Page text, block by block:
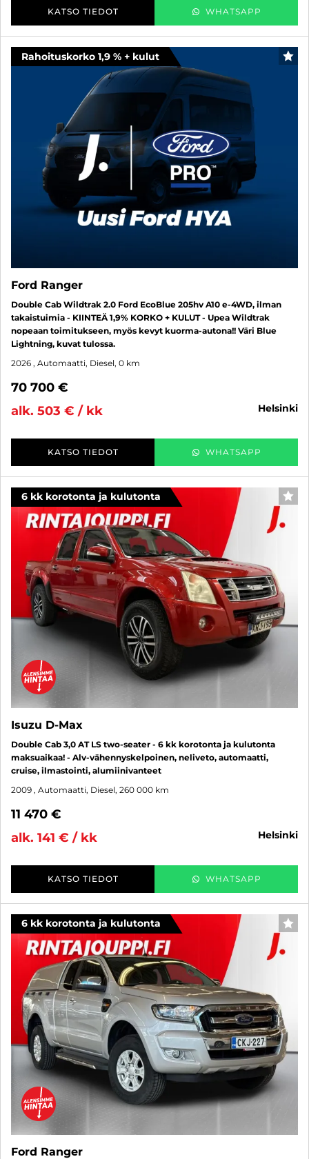
KATSO TIEDOT WHATSAPP
Rahoituskorko 1,9 % + kulut
Ford Ranger
Double Cab Wildtrak 2.0 Ford EcoBlue 205hv A10 e-4WD, ilman
takaistuimia - KIINTEÄ 1,9% KORKO + KULUT - Upea Wildtrak
nopeaan toimitukseen, myös kevyt kuorma-autona!! Väri Blue
Lightning, kuvat tulossa.
2026 , Automaatti, Diesel, 0 km
70 700 €
alk. 503 € / kk
helsinki
KATSO TIEDOT WHATSAPP
6 kk korotonta ja kulutonta
Isuzu D-Max
Double Cab 3,0 AT LS two-seater - 6 kk korotonta ja kulutonta
maksuaikaa! - Alv-vähennyskelpoinen, neliveto, automaatti,
cruise, ilmastointi, alumiinivanteet
2009 , Automaatti, Diesel, 260 000 km
11 470 €
alk. 141 € / kk
helsinki
KATSO TIEDOT WHATSAPP
6 kk korotonta ja kulutonta
Ford Ranger